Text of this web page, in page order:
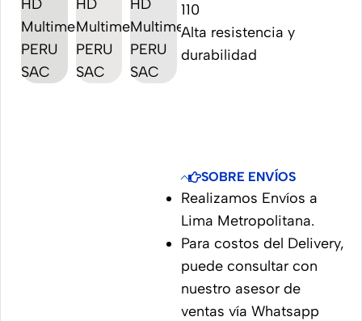
110
Alta resistencia y
durabilidad
SOBRE ENVÍOS
Realizamos Envíos a
Lima Metropolitana.
Para costos del Delivery,
puede consultar con
nuestro asesor de
ventas vía Whatsapp